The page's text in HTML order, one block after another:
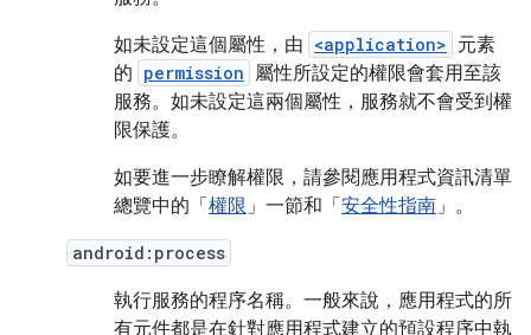
如未設定這個屬性，由 <application> 元素
的 permission 屬性所設定的權限會套用至該
服務。如未設定這兩個屬性，服務就不會受到權
限保護。
如要進一步瞭解權限，請參閱應用程式資訊清單
總覽中的「 權限」一節和「 安全性指南」。
android:process
執行服務的程序名稱。一般來說，應用程式的所
有元件都是在針對應用程式建立的預設程序中執